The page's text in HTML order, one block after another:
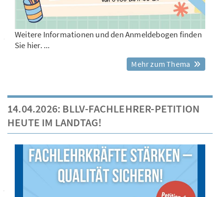
Weitere Informationen und den Anmeldebogen finden
Sie hier. ...
Mehr zum Thema
14.04.2026: BLLV-FACHLEHRER-PETITION
HEUTE IM LANDTAG!